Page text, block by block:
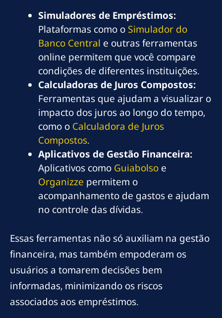
Simuladores de Empréstimos:
Plataformas como o Simulador do
Banco Central e outras ferramentas
online permitem que você compare
condições de diferentes instituições.
Calculadoras de Juros Compostos:
Ferramentas que ajudam a visualizar o
impacto dos juros ao longo do tempo,
como o Calculadora de Juros
Compostos.
Aplicativos de Gestão Financeira:
Aplicativos como Guiabolso e
Organizze permitem o
acompanhamento de gastos e ajudam
no controle das dívidas.
Essas ferramentas não só auxiliam na gestão
financeira, mas também empoderam os
usuários a tomarem decisões bem
informadas, minimizando os riscos
associados aos empréstimos.